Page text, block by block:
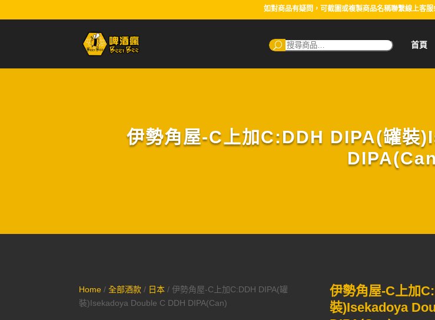
如對商品有疑問，可截圖或複製商品名稱聯繫線上客
搜
尋：
首頁
伊勢角屋-C上加C:DDH DIPA(罐
Home /全部酒款 / 日本 / 伊勢角屋-C上加C:DDH DIPA(罐
裝)Isekadoya Double C DDH DIPA(Can)
伊勢角屋-C上加
裝)Isekadoya